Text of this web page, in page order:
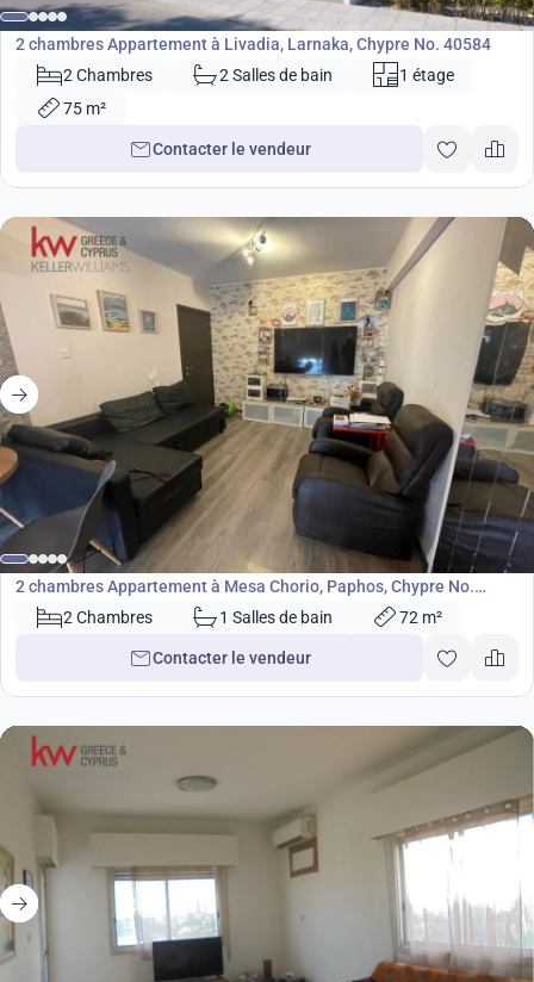
Appartement
2 chambres Appartement à Livadia, Larnaka, Chypre No. 40584
2 Chambres
2 Salles de bain
1 étage
75 m²
Contacter le vendeur
€157 000
Appartement
2 chambres Appartement à Mesa Chorio, Paphos, Chypre No.
401282 Chambres 1 Salles de bain 72 m²
Contacter le vendeur